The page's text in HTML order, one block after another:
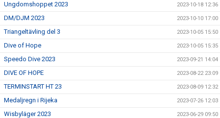
Ungdomshoppet 2023 2023-10-18 12:36
DM/DJM 2023 2023-10-10 17:00
Triangeltävling del 3 2023-10-05 15:50
Dive of Hope 2023-10-05 15:35
Speedo Dive 2023 2023-09-21 14:04
DIVE OF HOPE 2023-08-22 23:09
TERMINSTART HT 23 2023-08-09 12:32
Medaljregn i Rijeka 2023-07-26 12:03
Wisbyläger 2023 2023-06-29 09:50